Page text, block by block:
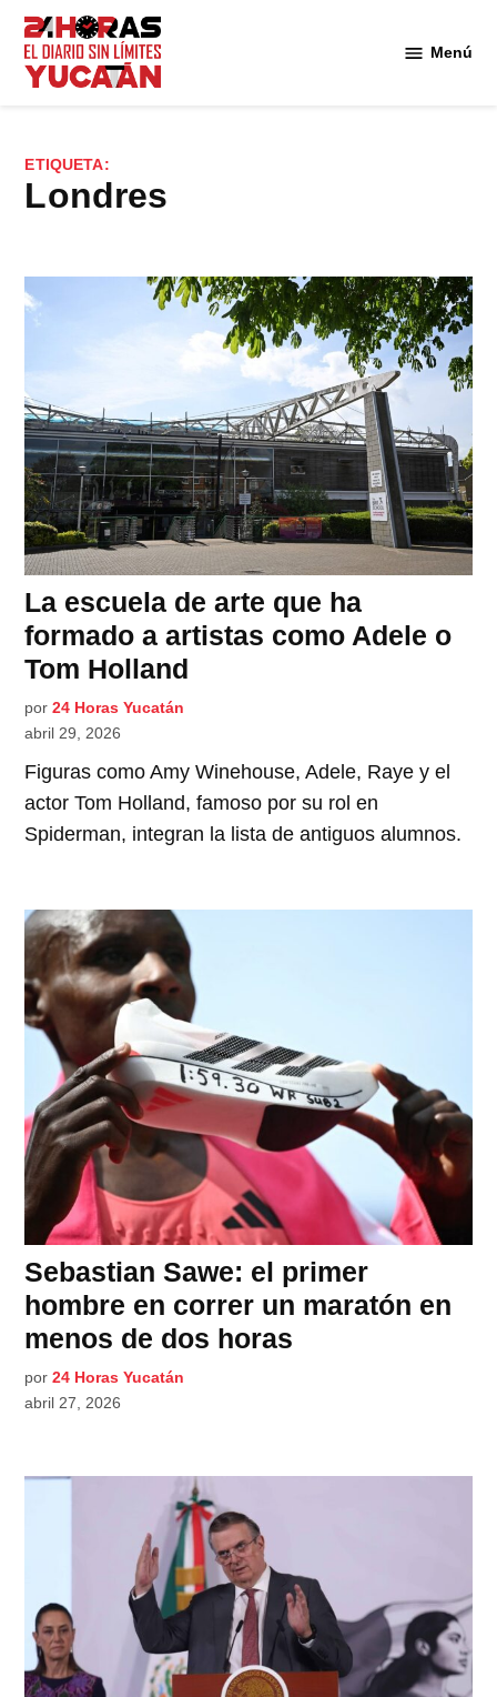
Saltar
contenido
Menú
ETIQUETA:
Londres
La escuela de arte que ha
formado a artistas como Adele o
Tom Holland
por 24 Horas Yucatán
abril 29, 2026
Figuras como Amy Winehouse, Adele, Raye y el
actor Tom Holland, famoso por su rol en
Spiderman, integran la lista de antiguos alumnos.
Sebastian Sawe: el primer
hombre en correr un maratón en
menos de dos horas
por 24 Horas Yucatán
abril 27, 2026